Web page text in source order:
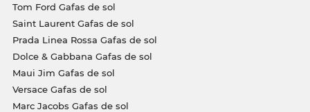
Tom Ford Gafas de sol
Saint Laurent Gafas de sol
Prada Linea Rossa Gafas de sol
Dolce & Gabbana Gafas de sol
Maui Jim Gafas de sol
Versace Gafas de sol
Marc Jacobs Gafas de sol